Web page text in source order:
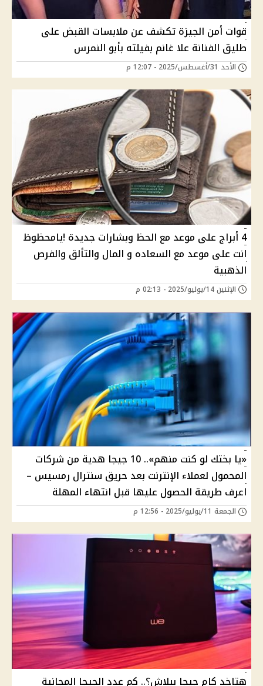
قوات أمن الجيزة تكشف عن ملابسات القبض على
طليق الفنانة علا غانم بفيلته بأبو النمرس
الأحد 31/أغسطس/2025 - 12:07 م
4 أبراج على موعد مع الحظ وبشارات جديدة !يامحظوظ
انت على موعد مع السعاده و المال والتألق والفرص
الذهبية
الإثنين 14/يوليو/2025 - 02:13 م
«يا بختك لو كنت منهم».. 10 جيجا هدية من شركات
المحمول لعملاء الإنترنت بعد حريق سنترال رمسيس –
اعرف طريقة الحصول عليها قبل انتهاء المهلة
الجمعة 11/يوليو/2025 - 12:56 م
هتاخد كام جيجا ببلاش؟.. كم عدد الجيجا المجانية